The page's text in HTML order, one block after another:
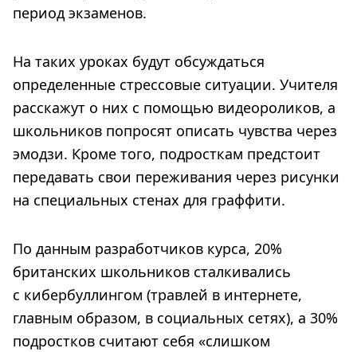
период экзаменов.
На таких уроках будут обсуждаться
определенные стрессовые ситуации. Учителя
расскажут о них с помощью видеороликов, а
школьников попросят описать чувства через
эмодзи. Кроме того, подросткам предстоит
передавать свои переживания через рисунки
на специальных стенах для граффити.
По данным разработчиков курса, 20%
британских школьников сталкивались
с кибербуллингом (травлей в интернете,
главным образом, в социальных сетях), а 30%
подростков считают себя «слишком